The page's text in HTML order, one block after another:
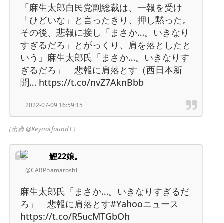
「麻生太郎自民党副総裁は、一報を受け
「ひどいな」と言ったきり、押し黙った。
その後、悲報に接し「まさか…。いきなり
すぎるだろ」とがっくり、肩を落としたと
いう」麻生太郎氏「まさか…。いきなりす
ぎるだろ」 悲報に肩落とす（西日本新
聞… https://t.co/nvZ7AknBbb
2022-07-09 16:59:15
（出典 @KeynotfoundT）
鯉22娘。
@CARPhamatoshi
麻生太郎氏「まさか…。いきなりすぎるだ
ろ」 悲報に肩落とす#Yahooニュース
https://t.co/R5ucMTGbOh